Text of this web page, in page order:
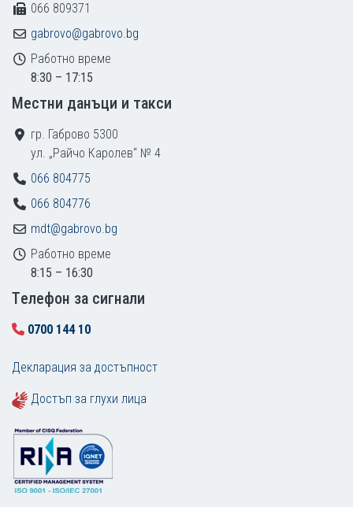
066 809371
gabrovo@gabrovo.bg
Работно време
8:30 – 17:15
Местни данъци и такси
гр. Габрово 5300
ул. „Райчо Каролев“ № 4
066 804775
066 804776
mdt@gabrovo.bg
Работно време
8:15 – 16:30
Tелефон за сигнали
0700 144 10
Декларация за достъпност
Достъп за глухи лица